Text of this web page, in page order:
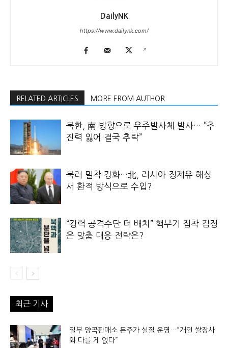
DailyNK
https://www.dailynk.com/
RELATED ARTICLES MORE FROM AUTHOR
북한, 南 방향으로 우주발사체 발사… “추
진력 잃어 결국 추락”
북러 밀착 강화…北, 러시아 정제유 해상
서 환적 방식으로 수입?
“강력 공격수단 더 배치” 핵무기 집착 김정
은 맞춤 대응 전략은?
최근 기사
일부 양곡판매소 돈주가 실질 운영…“개인 쌀장사
와 다를 게 없다”